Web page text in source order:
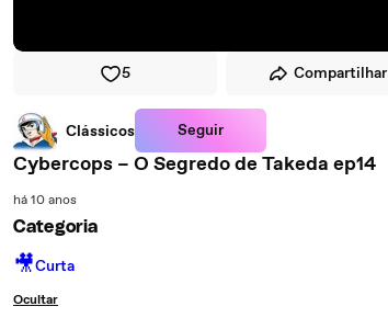
5 Compartilhar
Clássicos Seguir
Cybercops – O Segredo de Takeda ep14
há 10 anos
Categoria
🎥Curta
Ocultar